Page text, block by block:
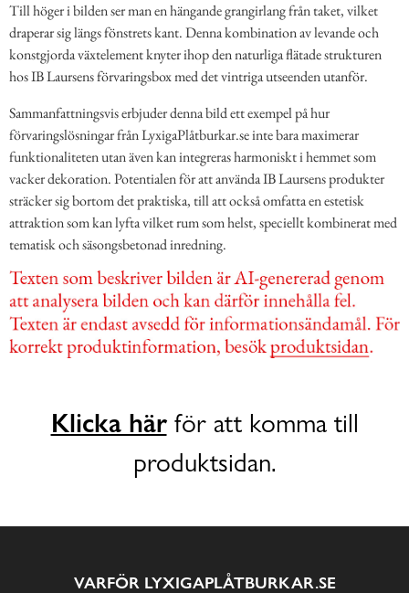
Till höger i bilden ser man en hängande grangirlang från taket, vilket
draperar sig längs fönstrets kant. Denna kombination av levande och
konstgjorda växtelement knyter ihop den naturliga flätade strukturen
hos IB Laursens förvaringsbox med det vintriga utseenden utanför.
Sammanfattningsvis erbjuder denna bild ett exempel på hur
förvaringslösningar från LyxigaPlåtburkar.se inte bara maximerar
funktionaliteten utan även kan integreras harmoniskt i hemmet som
vacker dekoration. Potentialen för att använda IB Laursens produkter
sträcker sig bortom det praktiska, till att också omfatta en estetisk
attraktion som kan lyfta vilket rum som helst, speciellt kombinerat med
tematisk och säsongsbetonad inredning.
Klicka härför att komma till
produktsidan.
VARFÖR LYXIGAPLÅTBURKAR.SE